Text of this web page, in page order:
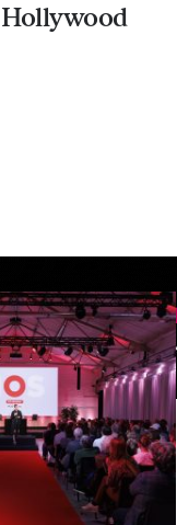
Hollywood